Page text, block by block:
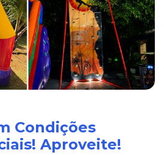
Condições
Aproveite!